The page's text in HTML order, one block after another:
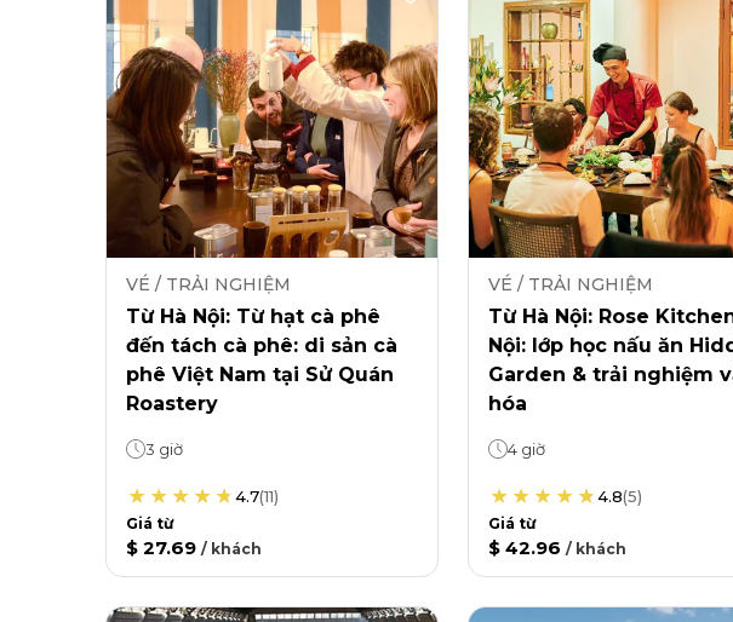
VÉ / TRẢI NGHIỆM
Từ Hà Nội: Từ hạt cà phê
đến tách cà phê: di sản cà
phê Việt Nam tại Sử Quán
Roastery
3 giờ
4.7(11)
Giá từ
$ 27.69 / khách
VÉ / TRẢI NGHIỆM
Từ Hà Nội: Rose
Nội: lớp học nấu ăn
Garden & trải nghiệm
hóa
4 giờ
4.8(5)
Giá từ
$ 42.96 / khách